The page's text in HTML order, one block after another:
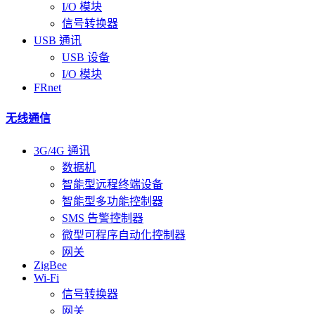
I/O 模块
信号转换器
USB 通讯
USB 设备
I/O 模块
FRnet
无线通信
3G/4G 通讯
数据机
智能型远程终端设备
智能型多功能控制器
SMS 告警控制器
微型可程序自动化控制器
网关
ZigBee
Wi-Fi
信号转换器
网关